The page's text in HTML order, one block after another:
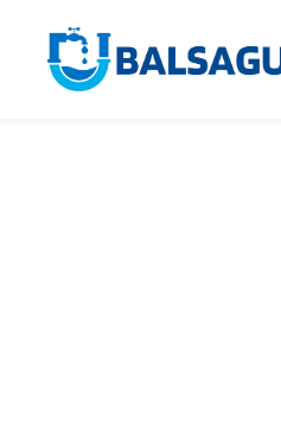
contenido